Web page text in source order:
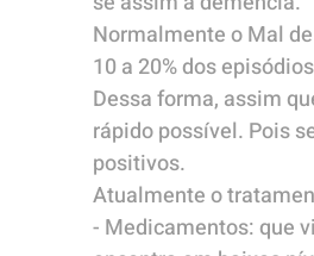
Normalmente o Mal
10 a 20% dos
Dessa forma, assim
rápido possível. Pois
positivos.
Atualmente o
- Medicamentos: que